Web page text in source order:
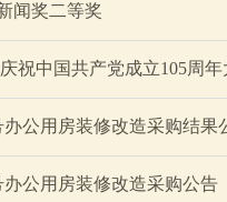
闻奖二等奖
祝中国共产党成立105周年
公用房装修改造采购结果
公用房装修改造采购公告